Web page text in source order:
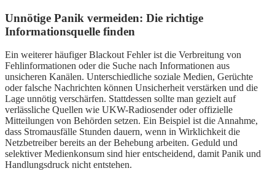
Unnötige Panik vermeiden: Die richtige
Informationsquelle finden
Ein weiterer häufiger Blackout Fehler ist die Verbreitung von
Fehlinformationen oder die Suche nach Informationen aus
unsicheren Kanälen. Unterschiedliche soziale Medien, Gerüchte
oder falsche Nachrichten können Unsicherheit verstärken und die
Lage unnötig verschärfen. Stattdessen sollte man gezielt auf
verlässliche Quellen wie UKW-Radiosender oder offizielle
Mitteilungen von Behörden setzen. Ein Beispiel ist die Annahme,
dass Stromausfälle Stunden dauern, wenn in Wirklichkeit die
Netzbetreiber bereits an der Behebung arbeiten. Geduld und
selektiver Medienkonsum sind hier entscheidend, damit Panik und
Handlungsdruck nicht entstehen.